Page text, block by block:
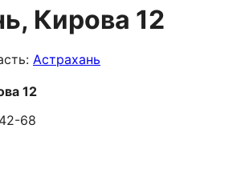
Кирова 12
Астрахань
12
68